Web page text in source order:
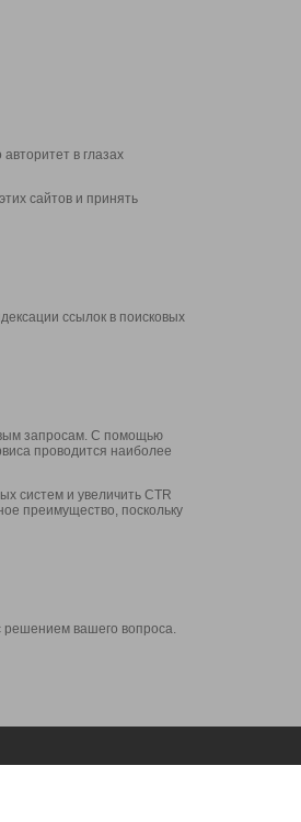
в глазах
сайтов и принять
ссылок в поисковых
запросам. С помощью
проводится наиболее
систем и увеличить CTR
преимущество, поскольку
решением вашего вопроса.